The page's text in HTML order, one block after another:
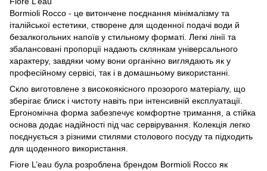
Bormioli Rocco - це витончене поєднання мінімалізму та
італійської естетики, створене для щоденної подачі води й
безалкогольних напоїв у стильному форматі. Легкі лінії та
збалансовані пропорції надають склянкам універсального
характеру, завдяки чому вони органічно виглядають як у
професійному сервісі, так і в домашньому використанні.
Скло виготовлене з високоякісного прозорого матеріалу, що
зберігає блиск і чистоту навіть при інтенсивній експлуатації.
Ергономічна форма забезпечує комфортне тримання, а стійка
основа додає надійності під час сервірування. Колекція легко
поєднується з різними стилями столового посуду та підходить
для щоденного використання.
Fiore L’eau була розроблена брендом Bormioli Rocco як